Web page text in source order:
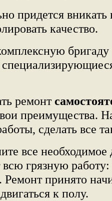
придется
качество.
ремонт
преимущества.
сделать все
все
грязную
принято
к полу.